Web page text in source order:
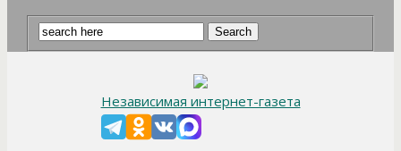
Независимая интернет-газета